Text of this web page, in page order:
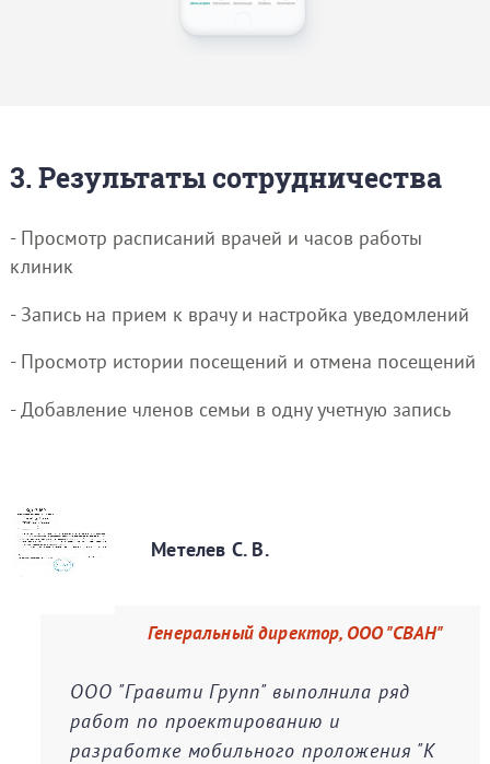
3. Результаты сотрудничества
- Просмотр расписаний врачей и часов работы
клиник
- Запись на прием к врачу и настройка уведомлений
- Просмотр истории посещений и отмена посещений
- Добавление членов семьи в одну учетную запись
Метелев С. В.
Генеральный директор, ООО "СВАН"
ООО "Гравити Групп" выполнила ряд
работ по проектированию и
разработке мобильного проложения "К